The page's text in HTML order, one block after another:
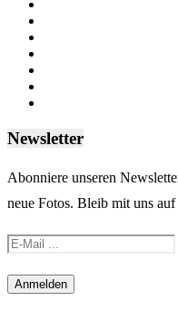
Newsletter
Abonniere unseren
neue Fotos. Bleib mit uns